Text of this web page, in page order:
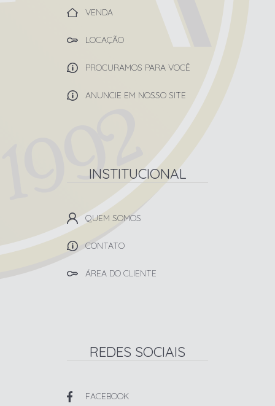
VENDA
LOCAÇÃO
PROCURAMOS PARA VOCÊ
ANUNCIE EM NOSSO SITE
INSTITUCIONAL
QUEM SOMOS
CONTATO
ÁREA DO CLIENTE
REDES SOCIAIS
FACEBOOK